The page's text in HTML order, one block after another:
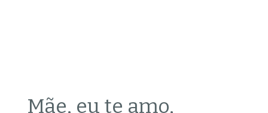
Mãe, eu te amo,